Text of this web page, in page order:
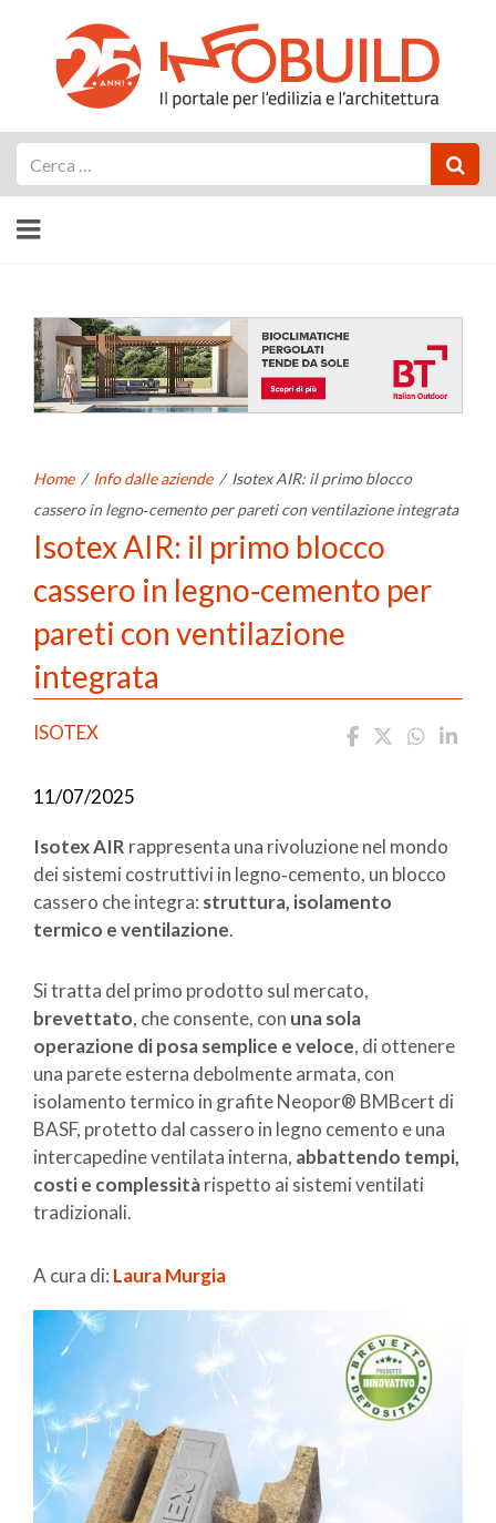
Home / Info dalle aziende / Isotex AIR: il primo blocco
cassero in legno‑cemento per pareti con ventilazione integrata
Isotex AIR: il primo blocco
cassero in legno‑cemento per
pareti con ventilazione
integrata
ISOTEX
11/07/2025
Isotex AIR rappresenta una rivoluzione nel mondo
dei sistemi costruttivi in legno‑cemento, un blocco
cassero che integra: struttura, isolamento
termico e ventilazione.
Si tratta del primo prodotto sul mercato,
brevettato, che consente, con una sola
operazione di posa semplice e veloce, di ottenere
una parete esterna debolmente armata, con
isolamento termico in grafite Neopor® BMBcert di
BASF, protetto dal cassero in legno cemento e una
intercapedine ventilata interna, abbattendo tempi,
costi e complessitàrispetto ai sistemi ventilati
tradizionali.
A cura di: Laura Murgia